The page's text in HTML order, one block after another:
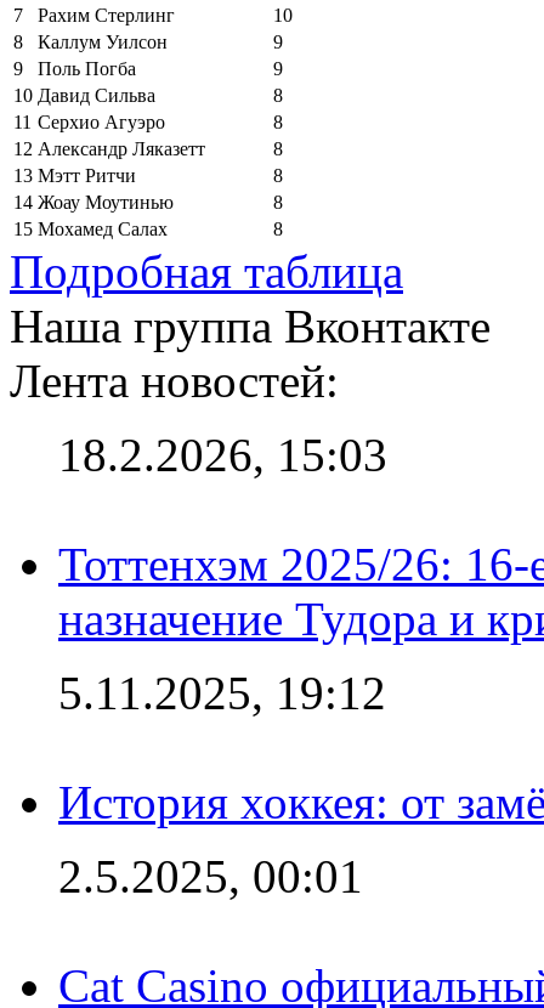
7
Рахим Стерлинг
10
8
Каллум Уилсон
9
9
Поль Погба
9
10 Давид Сильва
8
11 Серхио Агуэро
8
12 Александр Ляказетт
8
13 Мэтт Ритчи
8
14 Жоау Моутинью
8
15 Мохамед Салах 8
Подробная таблица
Наша группа Вконтакте
Лента новостей:
18.2.2026, 15:03
Тоттенхэм 2025/26:
назначение Тудора и
5.11.2025, 19:12
История хоккея: от
2.5.2025, 00:01
Cat Casino